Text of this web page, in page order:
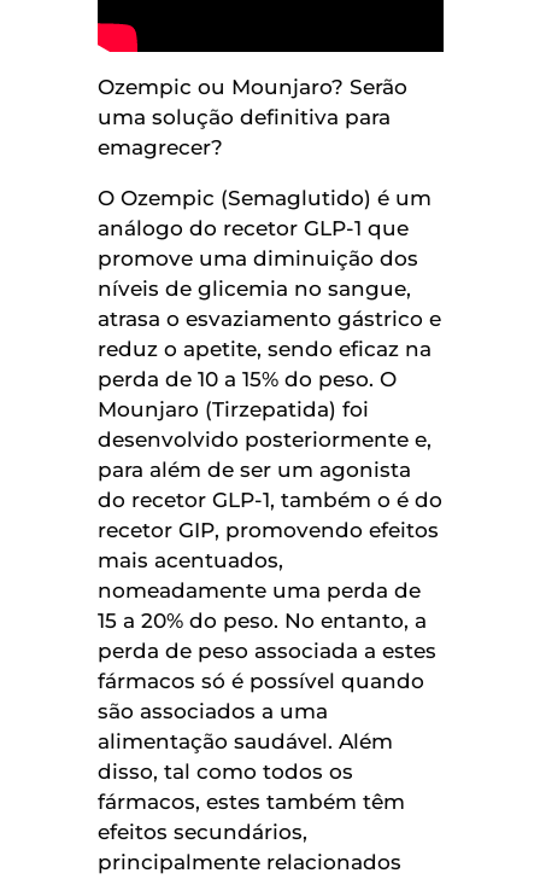
Ozempic ou Mounjaro? Serão
uma solução definitiva para
emagrecer?
O Ozempic (Semaglutido) é um
análogo do recetor GLP-1 que
promove uma diminuição dos
níveis de glicemia no sangue,
atrasa o esvaziamento gástrico e
reduz o apetite, sendo eficaz na
perda de 10 a 15% do peso. O
Mounjaro (Tirzepatida) foi
desenvolvido posteriormente e,
para além de ser um agonista
do recetor GLP-1, também o é do
recetor GIP, promovendo efeitos
mais acentuados,
nomeadamente uma perda de
15 a 20% do peso. No entanto, a
perda de peso associada a estes
fármacos só é possível quando
são associados a uma
alimentação saudável. Além
disso, tal como todos os
fármacos, estes também têm
efeitos secundários,
principalmente relacionados